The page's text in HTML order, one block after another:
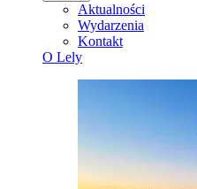
Aktualności
Wydarzenia
Kontakt
O Lely